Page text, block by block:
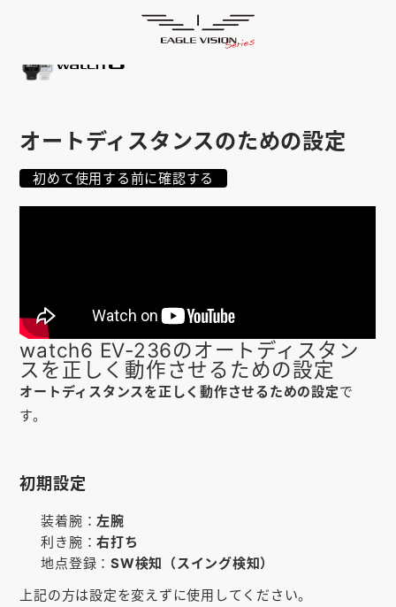
ゴルフナビ
ピンポジ君PIN POSITION
対応コースCOURSE
サポート
購入する
お知らせ
お問い合わせ
ゴルフ場の方へ
公式オンラインショップ
使用方法
オートディスタンスのための設定
初めて使用する前に確認する
watch6 EV-236のオートディスタン
スを正しく動作させるための設定
オートディスタンスを正しく動作させるための設定で
す。
初期設定
装着腕：左腕
利き腕：右打ち
地点登録：SW検知（スイング検知）
上記の方は設定を変えずに使用してください。